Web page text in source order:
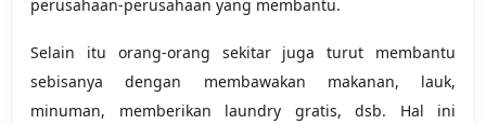
perusahaan-perusahaan yang membantu.
Selain itu orang-orang sekitar juga turut membantu
sebisanya dengan membawakan makanan, lauk,
minuman, memberikan laundry gratis, dsb. Hal ini